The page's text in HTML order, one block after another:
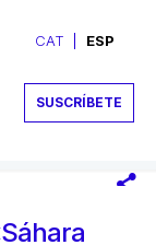
CAT ESP
SUSCRÍBETE